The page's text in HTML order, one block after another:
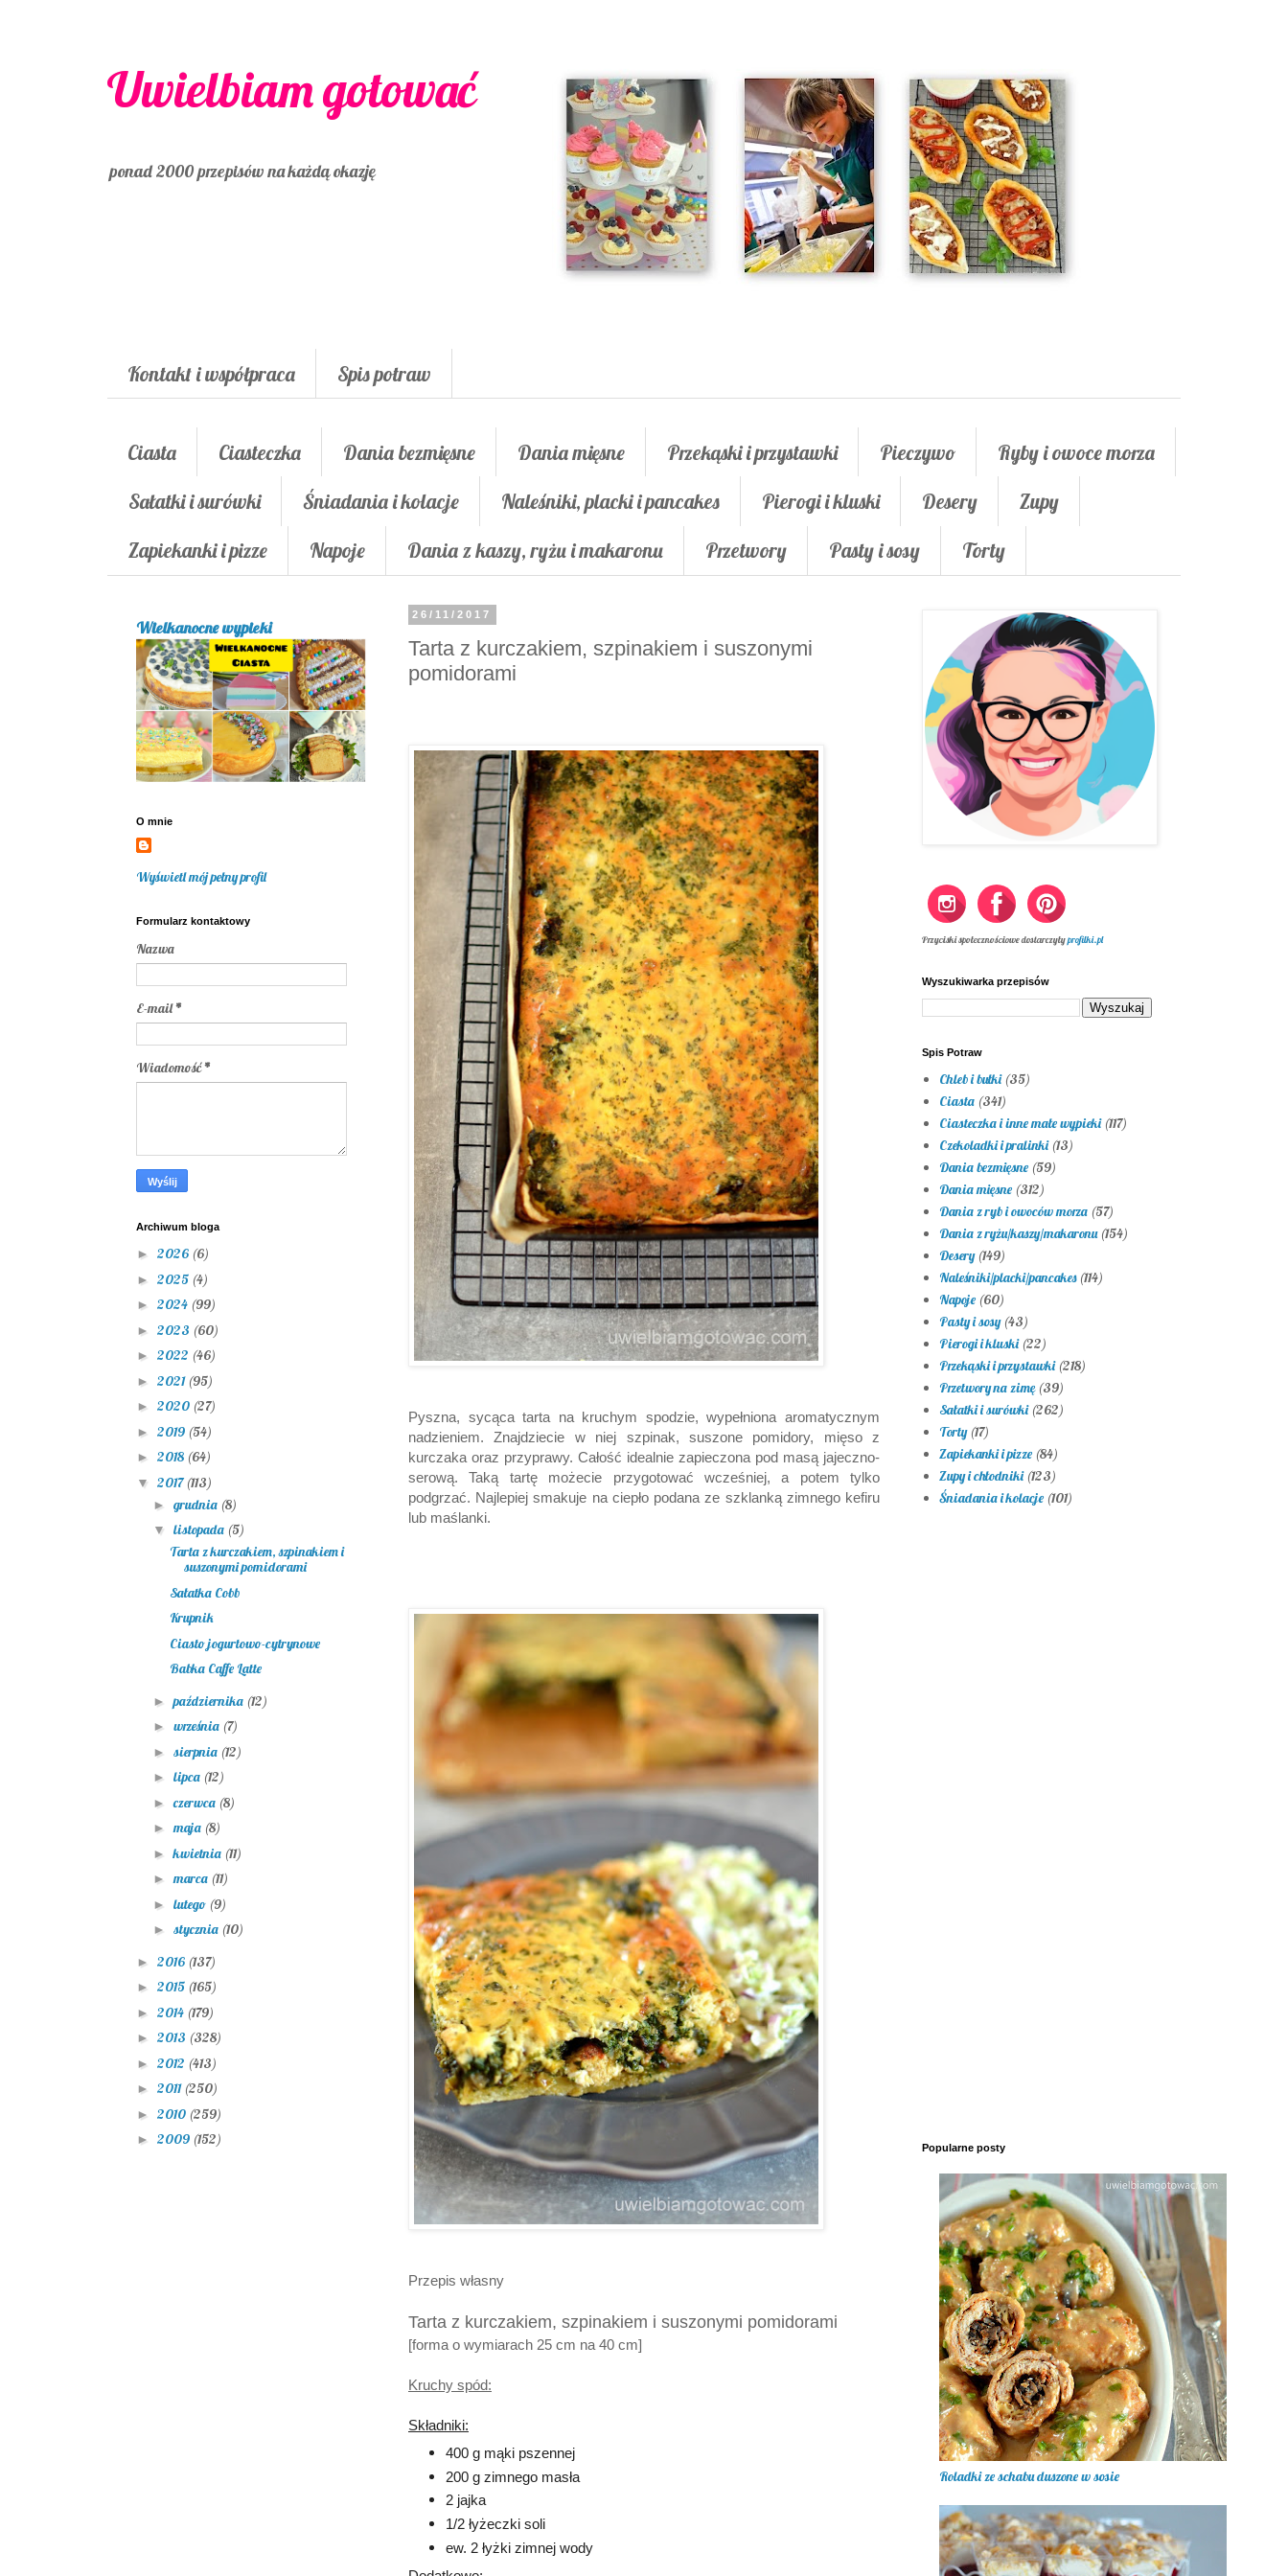
Uwielbiam gotować
ponad 2000 przepisów na każdą okazję
Kontakt i współpraca Spis potraw
Ciasta Ciasteczka Dania bezmięsne Dania mięsne Przekąski i przystawki Pieczywo
Ryby i owoce morza
Sałatki i surówki
Śniadania i kolacje Naleśniki, placki i pancakes Pierogi i kluski Desery
Zupy
Zapiekanki i pizze
Napoje Dania z kaszy, ryżu i makaronu Przetwory Pasty i sosy Torty
26/11/2017
Tarta z kurczakiem, szpinakiem i suszonymi
pomidorami
Pyszna, sycąca tarta na kruchym spodzie, wypełniona aromatycznym
nadzieniem. Znajdziecie w niej szpinak, suszone pomidory, mięso z
kurczaka oraz przyprawy. Całość idealnie zapieczona pod masą jajeczno-
serową. Taką tartę możecie przygotować wcześniej, a potem tylko
podgrzać. Najlepiej smakuje na ciepło podana ze szklanką zimnego kefiru
lub maślanki.
Przepis własny
Tarta z kurczakiem, szpinakiem i suszonymi pomidorami
[forma o wymiarach 25 cm na 40 cm]
Kruchy spód:
Składniki:
400 g mąki pszennej
200 g zimnego masła
2 jajka
1/2 łyżeczki soli
ew. 2 łyżki zimnej wody
Wielkanocne wypieki
O mnie
Wyświetl mój pełny profil
Formularz kontaktowy
Nazwa
E-mail*
Wiadomość*
Archiwum bloga
► 2026 (6)
► 2025 (4)
► 2024 (99)
► 2023 (60)
► 2022 (46)
► 2021 (95)
► 2020 (27)
► 2019 (54)
► 2018 (64)
▼ 2017(113)
► grudnia (8)
▼ listopada (5)
Tarta z kurczakiem, szpinakiem i
suszonymi pomidorami
Sałatka Cobb
Krupnik
Ciasto jogurtowo-cytrynowe
Babka Caffe Latte
►października (12)
► września (7)
► sierpnia (12)
► lipca (12)
►czerwca (8)
►maja (8)
►kwietnia (11)
►marca (11)
► lutego (9)
► stycznia (10)
► 2016 (137)
► 2015 (165)
► 2014 (179)
► 2013 (328)
► 2012 (413)
► 2011 (250)
► 2010 (259)
► 2009 (152)
Przyciski społecznościowe dostarczyłyprofilki.pl
Wyszukiwarka przepisów
Spis Potraw
Chleb i bułki (35)
Ciasta (341)
Ciasteczka i inne małe wypieki (117)
Czekoladki i pralinki (13)
Dania bezmięsne (59)
Dania mięsne (312)
Dania z ryb i owoców morza (57)
Dania z ryżu/kaszy/makaronu (154)
Desery (149)
Naleśniki/placki/pancakes (114)
Napoje (60)
Pasty i sosy (43)
Pierogi i kluski (22)
Przekąski i przystawki (218)
Przetwory na zimę (39)
Sałatki i surówki (262)
Torty (17)
Zapiekanki i pizze (84)
Zupy i chłodniki (123)
Śniadania i kolacje (101)
Popularne posty
Roladki ze schabu duszone w sosie